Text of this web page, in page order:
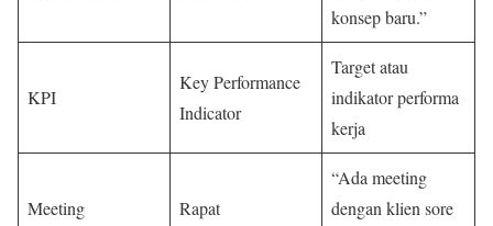
konsep baru.”
KPI
Key Performance
Indicator
Target atau
indikator performa
kerja
Meeting Rapat
“Ada meeting
dengan klien sore